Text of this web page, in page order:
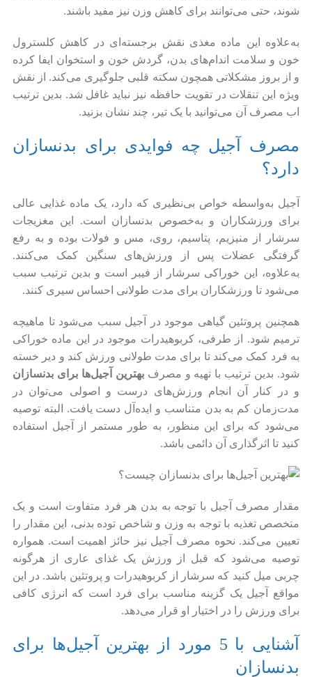
شوند، حتی می‌توانند برای کاهش وزن نیز مفید باشند.
به‌علاوه این ماده مغذی نقش برجسته‌ای در کاهش کلسترول
خون و سلامت اندام‌های بدن، گردش خون و استخوان ایفا کرده
و از بروز مشکلاتی همچون سکته قلبی جلوگیری می‌کند. از نقش
ویژه این تنقلات در تقویت حافظه نیز نباید غافل شد. بدین ترتیب
اب مصرف آن می‌توانید با یک تیر، چند نشان بزنید.
مصرف آجیل چه فوایدی برای بدنسازان
دارد؟
آجیل به‌واسطه خواص بی‌نظیری که دارد، یک ماده غذایی عالی
برای ورزشکاران و به‌خصوص بدنسازان است. این مغزیجات
سرشار از منیزیم، پتاسیم، روی، مس و فولات بوده و به رفع
گرفتگی عضلات پس از ورزش‌های سنگین کمک می‌کنند.
به‌علاوه، این خوراکی سرشار از فیبر است و بدین ترتیب سبب
می‌شود تا ورزشکاران برای مدت طولانی احساس سیری کنند.
همچنین پروتئین گیاهی موجود در آجیل سبب می‌شود تا ماهیچه
ترمیم شود. از طرفی، کربوهیدرات موجود در این ماده خوراکی
به فرد کمک می‌کند تا برای مدت طولانی ورزش کند و دیر خسته
شود. بدین ترتیب با تهیه و مصرف بهترین آجیل‌ها برای بدنسازان
و در کنار آن انجام ورزش‌های درست و اصولی می‌توان در
مدت‌زمان کم به بدن متناسب و ایده‌آل دست یافت. البته توصیه
می‌شود که برای این منظور، به طور مستمر از آجیل استفاده
کنید تا اثرگذاری آن دائمی باشد.
مقدار مصرف آجیل با توجه به بدن هر فرد متفاوت است و یک
متخصص تغذیه با توجه به وزن و شاخص توده بدنی، این مقدار را
تعیین می‌کند. نحوه مصرف آجیل نیز حائز اهمیت است. همواره
توصیه می‌شود که قبل از ورزش یک غذای عاری از هرگونه
چربی میل کنید که سرشار از کربوهیدرات و پروتئین باشد. در این
مواقع آجیل یک گزینه مناسب برای فرد است که انرژی کافی
برای ورزش را در اختیار او قرار می‌دهد.
آشنایی با 5 مورد از بهترین آجیل‌ها برای
بدنسازان